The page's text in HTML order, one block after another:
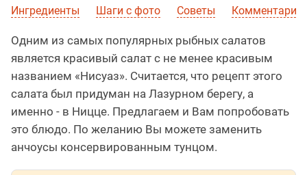
Ингредиенты Шаги с фото Советы Комментарии
Одним из самых популярных рыбных салатов
является красивый салат с не менее красивым
названием «Нисуаз». Считается, что рецепт этого
салата был придуман на Лазурном берегу, а
именно - в Ницце. Предлагаем и Вам попробовать
это блюдо. По желанию Вы можете заменить
анчоусы консервированным тунцом.